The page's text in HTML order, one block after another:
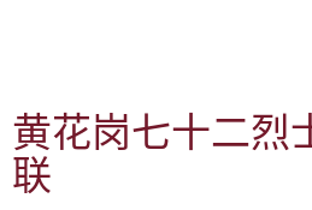
黄花岗七十二
联